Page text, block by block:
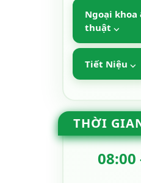
Ngoại khoa
thuật ⌵
Tiết Niệu ⌵
THỜI
08:00